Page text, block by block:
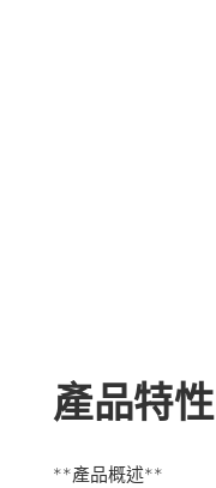
產品特性
**產品概述**